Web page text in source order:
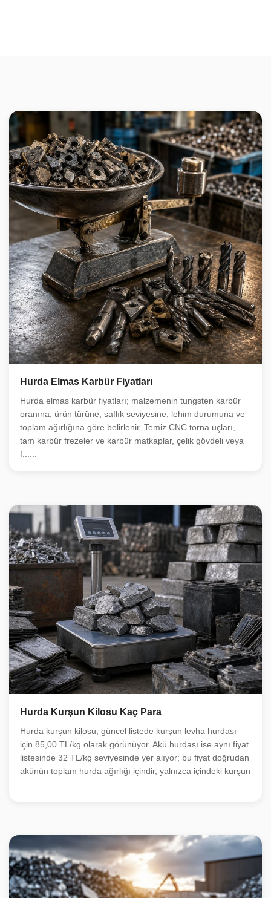
Hurda Elmas Karbür Fiyatları
Hurda elmas karbür fiyatları; malzemenin tungsten karbür
oranına, ürün türüne, saflık seviyesine, lehim durumuna ve
toplam ağırlığına göre belirlenir. Temiz CNC torna uçları,
tam karbür frezeler ve karbür matkaplar, çelik gövdeli veya
f......
Hurda Kurşun Kilosu Kaç Para
Hurda kurşun kilosu, güncel listede kurşun levha hurdası
için 85,00 TL/kg olarak görünüyor. Akü hurdası ise aynı fiyat
listesinde 32 TL/kg seviyesinde yer alıyor; bu fiyat doğrudan
akünün toplam hurda ağırlığı içindir, yalnızca içindeki kurşun